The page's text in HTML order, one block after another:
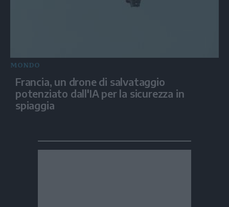
MONDO
Francia, un drone di salvataggio
potenziato dall'IA per la sicurezza in
spiaggia